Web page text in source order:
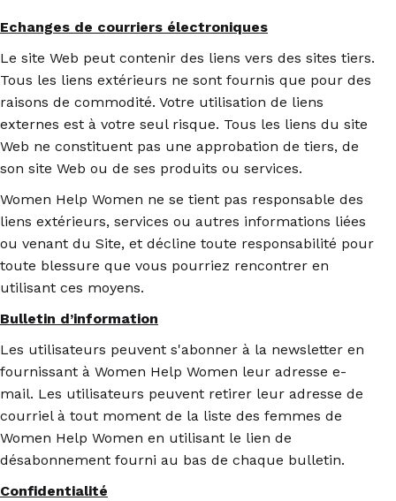
Echanges de courriers électroniques
Le site Web peut contenir des liens vers des sites tiers.
Tous les liens extérieurs ne sont fournis que pour des
raisons de commodité. Votre utilisation de liens
externes est à votre seul risque. Tous les liens du site
Web ne constituent pas une approbation de tiers, de
son site Web ou de ses produits ou services.
Women Help Women ne se tient pas responsable des
liens extérieurs, services ou autres informations liées
ou venant du Site, et décline toute responsabilité pour
toute blessure que vous pourriez rencontrer en
utilisant ces moyens.
Bulletin d’information
Les utilisateurs peuvent s'abonner à la newsletter en
fournissant à Women Help Women leur adresse e-
mail. Les utilisateurs peuvent retirer leur adresse de
courriel à tout moment de la liste des femmes de
Women Help Women en utilisant le lien de
désabonnement fourni au bas de chaque bulletin.
Confidentialité